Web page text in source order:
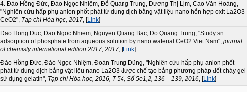
4. Đào Hồng Đức, Đào Ngọc Nhiệm, Đỗ Quang Trung, Dương Thị Lịm, Cao Văn Hoàng,
"Nghiên cứu hấp phụ anion phốt phát từ dung dịch bằng vật liệu nano hỗn hợp oxit La2O3-
CeO2", Tạp chí Hóa học, 2017 , [Link]
Dao Hong Duc, Dao Ngoc Nhiem, Nguyen Quang Bac, Do Quang Trung, "Study sn
adsorption of phosphate from aqueous solution by nano waterial CeO2 Viet Nam", journal
of chemisty international edition 2017, 2017 , [Link]
Đào Hồng Đức, Đào Ngọc Nhiệm, Đoàn Trung Dũng, "Nghiên cứu hấp phụ anion phốt
phát từ dung dịch bằng vật liệu nano La2O3 được chế tạo bằng phương pháp đốt cháy gel
sử dụng gelatin", Tạp chí Hóa học, 2016, T 54, Số 5e1,2, 136 – 139, 2016 , [Link]